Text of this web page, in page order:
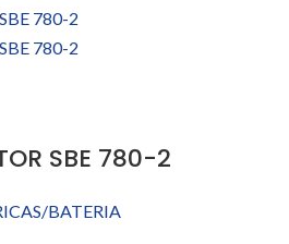
SBE 780-2
BATERIA